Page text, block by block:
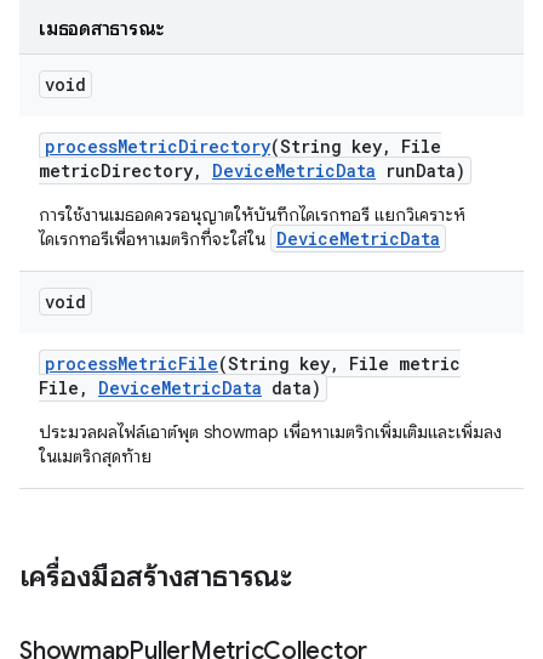
เมธอดสาธารณะ
void
processMetricDirectory(String key,
File
metricDirectory, DeviceMetricData runData)
การใช้งานเมธอดควรอนุญาตให้บันทึกไดเรกทอรี แยกวิเคราะห์
ไดเรกทอรีเพื่อหาเมตริกที่จะใส่ใน DeviceMetricData
void
processMetricFile(String key,
File metric
File , DeviceMetricData data)
ประมวลผลไฟล์เอาต์พุต showmap เพื่อหาเมตริกเพิ่มเติมและเพิ่มลง
ในเมตริกสุดท้าย
เครื่องมือสร้างสาธารณะ
ShowmapPullerMetricCollector